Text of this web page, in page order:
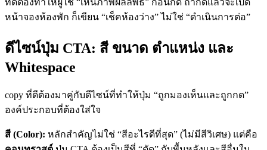
หน้าจองห้องพัก ก็เขียน “เช็คห้องว่าง” ไม่ใช่ “ดำเนินการต่อ”
ดีไซน์ปุ่ม CTA: สี ขนาด ตำแหน่ง และ
Whitespace
copy ที่ดีต้องมาคู่กับดีไซน์ที่ทำให้ปุ่ม “ถูกมองเห็นและถูกกด”
องค์ประกอบที่ต้องใส่ใจ
สี (Color): หลักสำคัญไม่ใช่ “สีอะไรดีที่สุด” (ไม่มีสีวิเศษ) แต่คือ